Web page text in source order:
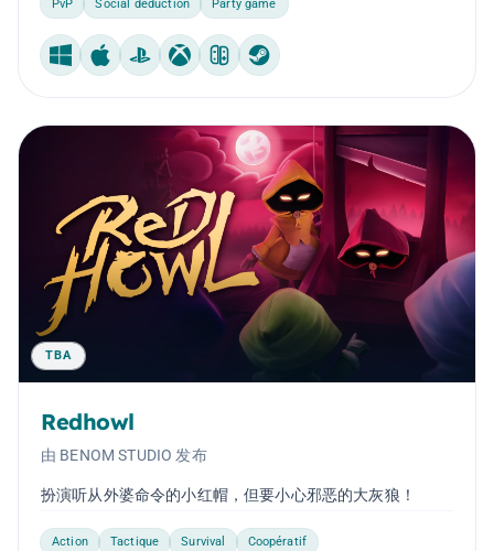
PvP Social deduction Party game
Windows
Mac PlayStation
XboxNintendo Switch
Steam Machine
TBA
Redhowl
由 BENOM STUDIO 发布
扮演听从外婆命令的小红帽，但要小心邪恶的大灰狼！
Action Tactique Survival Coopératif